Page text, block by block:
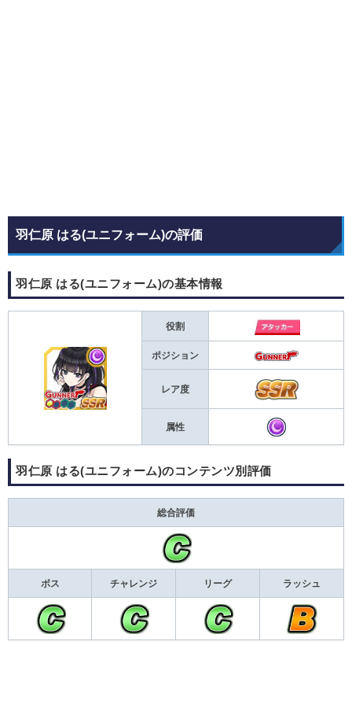
羽仁原 はる(ユニフォーム)の評価
羽仁原 はる(ユニフォーム)の基本情報
役割
ポジション
レア度
属性
羽仁原 はる(ユニフォーム)のコンテンツ別評価
総合評価
ボス チャレンジ リーグ ラッシュ